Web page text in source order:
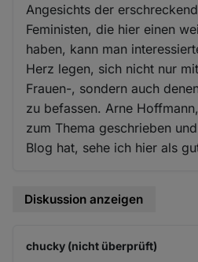
Angesichts der
Feministen, die hier einen
haben, kann man
Herz legen, sich nicht nur
Frauen-, sondern auch
zu befassen. Arne
zum Thema geschrieben
Blog hat, sehe ich hier als
Diskussion anzeigen
chucky (nicht überprüft)